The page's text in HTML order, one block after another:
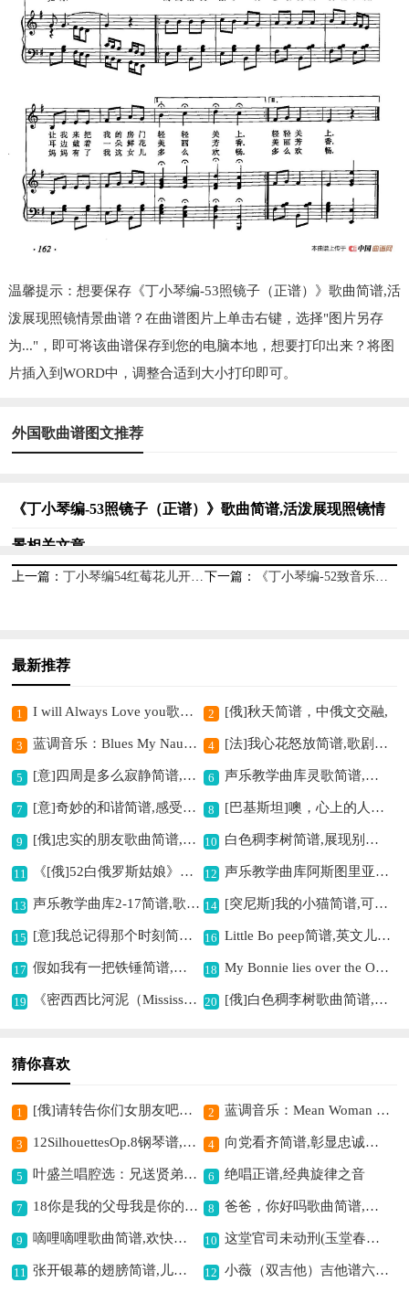
温馨提示：想要保存《丁小琴编-53照镜子（正谱）》歌曲简谱,活
泼展现照镜情景曲谱？在曲谱图片上单击右键，选择"图片另存
为..."，即可将该曲谱保存到您的电脑本地，想要打印出来？将图
片插入到WORD中，调整合适到大小打印即可。
外国歌曲谱图文推荐
《丁小琴编-53照镜子（正谱）》歌曲简谱,活泼展现照镜情
景相关文章
上一篇：丁小琴编54红莓花儿开简谱,经典旋律动人心 下一篇： 《丁小琴编-52致音乐（正谱）》歌曲简谱,传递对音乐的热爱
最新推荐
1 I will Always Love you歌曲简谱,经典情歌的旋律 2 [俄]秋天简谱，中俄文交融,
3 蓝调音乐：Blues My Naughty Sweetie Gives To Me歌曲简谱,感受蓝调独特魅力 4 [法]我心花怒放简谱,歌剧经典旋律
5 [意]四周是多么寂静简谱,展现歌剧寂静氛围 6 声乐教学曲库灵歌简谱,独特灵歌韵味展现
7 [意]奇妙的和谐简谱,感受别样意式风情 8 [巴基斯坦]噢，心上的人！简谱,经典巴国情歌
9 [俄]忠实的朋友歌曲简谱,苏联影片主题歌 10 白色稠李树简谱,展现别样风情
11 《[俄]52白俄罗斯姑娘》歌曲简谱,展现别样异国风情 12 声乐教学曲库阿斯图里亚姑娘简谱,展现西班牙民歌风情
13 声乐教学曲库2-17简谱,歌剧魔笛的美妙之选 14 [突尼斯]我的小猫简谱,可爱儿童歌曲
15 [意]我总记得那个时刻简谱,展现歌剧独特魅力 16 Little Bo peep简谱,英文儿歌弹唱
17 假如我有一把铁锤简谱,歌曲展现反抗精神 18 My Bonnie lies over the Ocean简谱,经典英文儿歌弹唱
19 《密西西比河泥（Mississippi Mud）》歌曲简谱,感受别样音乐风情 20 [俄]白色稠李树歌曲简谱,展现别样俄式风情
猜你喜欢
1 [俄]请转告你们女朋友吧，姑娘（中俄文对照）歌曲简谱,中俄文对照的独特歌曲 2 蓝调音乐：Mean Woman Blues简谱,独特蓝调风格歌曲
3 12SilhouettesOp.8钢琴谱,展现独特音乐魅力 4 向党看齐简谱,彰显忠诚之意
5 叶盛兰唱腔选：兄送贤弟到井东(柳荫记梁山伯,祝英台唱段)简谱京剧,演绎梁祝惜别情 6 绝唱正谱,经典旋律之音
7 18你是我的父母我是你的兵（双谱）歌曲简谱,诠释亲子兵情 8 爸爸，你好吗歌曲简谱,父爱深情的动人旋律
9 嘀哩嘀哩歌曲简谱,欢快童真旋律 10 这堂官司未动刑(玉堂春苏三唱腔)简谱京剧,唱腔婉转情韵浓
11 张开银幕的翅膀简谱,儿童节的欢快之歌 12 小薇（双吉他）吉他谱六线谱,温馨浪漫的旋律